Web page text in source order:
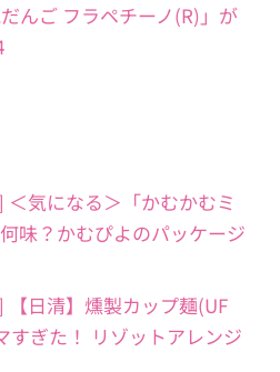
んご フラペチーノ(R)」が
＜気になる＞「かむかむミ
味？かむぴよのパッケージ
【日清】燻製カップ麺(UF
すぎた！ リゾットアレンジ